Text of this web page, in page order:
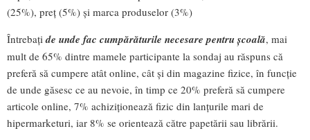
(25%), preț (5%) și marca produselor (3%)
Întrebațide unde fac cumpărăturile necesare pentru școală, mai
mult de 65% dintre mamele participante la sondaj au răspuns că
preferă să cumpere atât online, cât și din magazine fizice, în funcție
de unde găsesc ce au nevoie, în timp ce 20% preferă să cumpere
articole online, 7% achiziționează fizic din lanțurile mari de
hipermarketuri, iar 8% se orientează către papetării sau librării.